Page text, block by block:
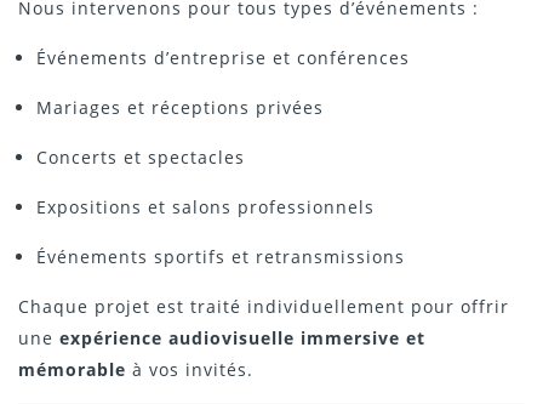
Nous intervenons pour tous types d’événements :
Événements d’entreprise et conférences
Mariages et réceptions privées
Concerts et spectacles
Expositions et salons professionnels
Événements sportifs et retransmissions
Chaque projet est traité individuellement pour offrir
une expérience audiovisuelle immersive et
mémorable à vos invités.